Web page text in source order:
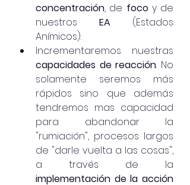
concentración, de foco y de
nuestros EA (Estados
Anímicos).
capacidades de reacción. No
solamente seremos más
rápidos sino que además
tendremos mas capacidad
para abandonar la
"rumiación", procesos largos
de "darle vuelta a las cosas",